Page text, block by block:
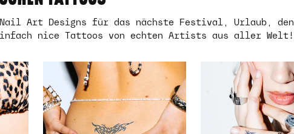
Nail Art Designs für das nächste Festival, Urlaub, den
nice Tattoos von echten Artists aus aller Welt!